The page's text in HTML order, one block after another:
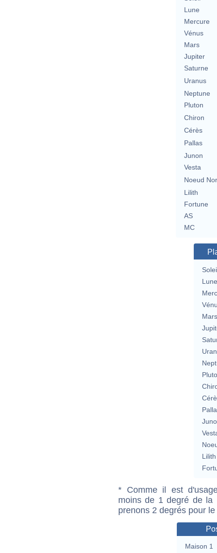
Lune
Mercure
Vénus
Mars
Jupiter
Saturne
Uranus
Neptune
Pluton
Chiron
Cérès
Pallas
Junon
Vesta
Noeud
Lilith
Fortune
AS
MC
Lune
Mars
Lilith
* Comme il est
moins de 1 degré de la
prenons 2 degrés pour
Maison 1